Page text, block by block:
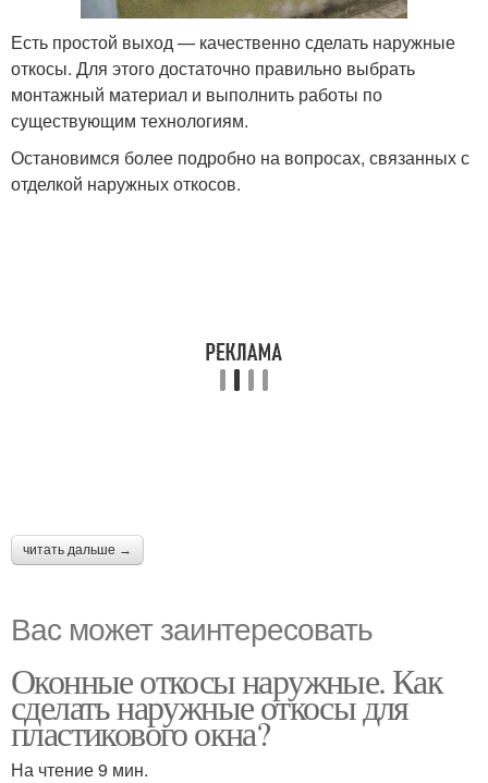
Есть простой выход — качественно сделать наружные
откосы. Для этого достаточно правильно выбрать
монтажный материал и выполнить работы по
существующим технологиям.
Остановимся более подробно на вопросах, связанных с
отделкой наружных откосов.
читать дальше →
Вас может заинтересовать
Оконные откосы наружные. Как
сделать наружные откосы для
пластикового окна?
На чтение 9 мин.